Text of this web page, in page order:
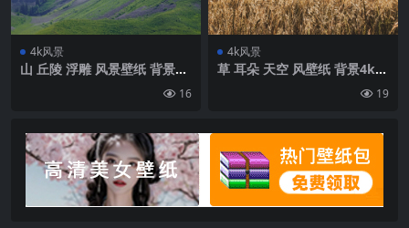
4k风景
山 丘陵 浮雕 风景壁纸 背景4k
16
4k风景
草 耳朵 天空 风壁纸 背景4k高
19